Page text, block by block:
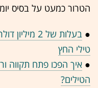
הטרור כמעט על בסיס
●
בעלות של 2
טילי החץ
● איך הפכו פתח תקווה
הטילים?